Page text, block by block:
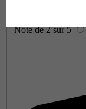
Note de 2 sur 5